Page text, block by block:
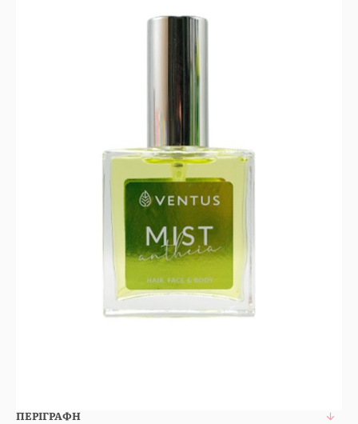
ΠΕΡΙΓΡΑΦΉ